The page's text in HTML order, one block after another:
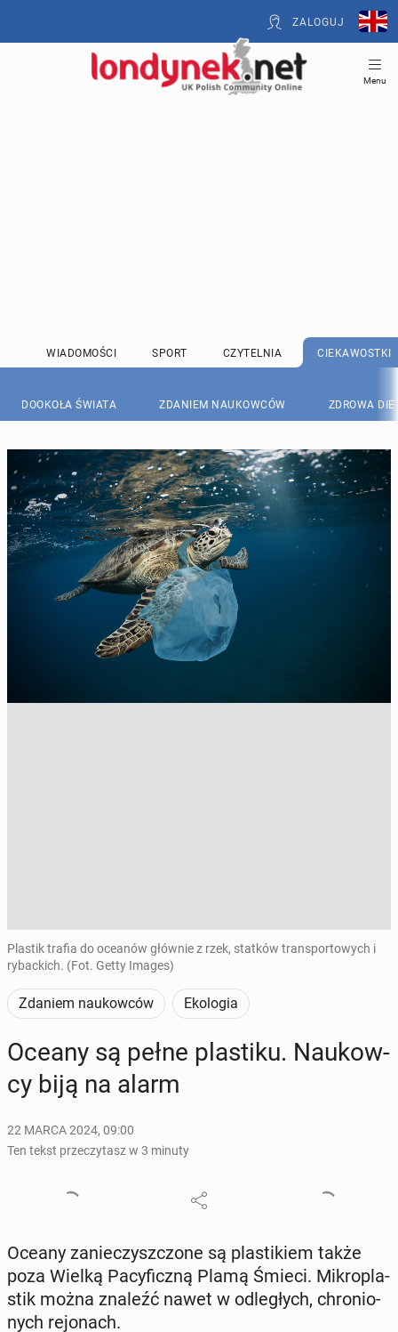
ZALOGUJ
Menu
WIADOMOŚCI SPORT CZYTELNIA CIEKAWOSTKI
DOOKOŁA ŚWIATA ZDANIEM NAUKOWCÓW ZDROWA
Plastik trafia do oceanów głównie z rzek, statków transportowych i
rybackich. (Fot. Getty Images)
Zdaniem naukowców Ekologia
Oceany są pełne pla­sti­ku. Na­ukow­
cy biją na alarm
22 MARCA 2024, 09:00
Ten tekst przeczytasz w 3 minuty
Oceany za­nie­czysz­czo­ne są pla­sti­kiem także
poza Wielką Pa­cy­ficz­ną Plamą Śmieci. Mi­kro­pla­
stik można znaleźć nawet w od­le­głych, chro­nio­
nych re­jo­nach.